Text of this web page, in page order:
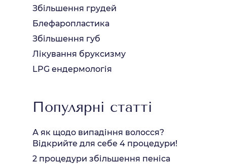
Збільшення грудей
Блефаропластика
Збільшення губ
Лікування бруксизму
LPG ендермологія
Популярні статті
А як щодо випадіння волосся?
Відкрийте для себе 4 процедури!
2 процедури збільшення пеніса